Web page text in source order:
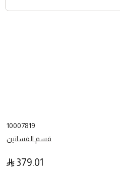
10007819
قسم الفساتين
379.01